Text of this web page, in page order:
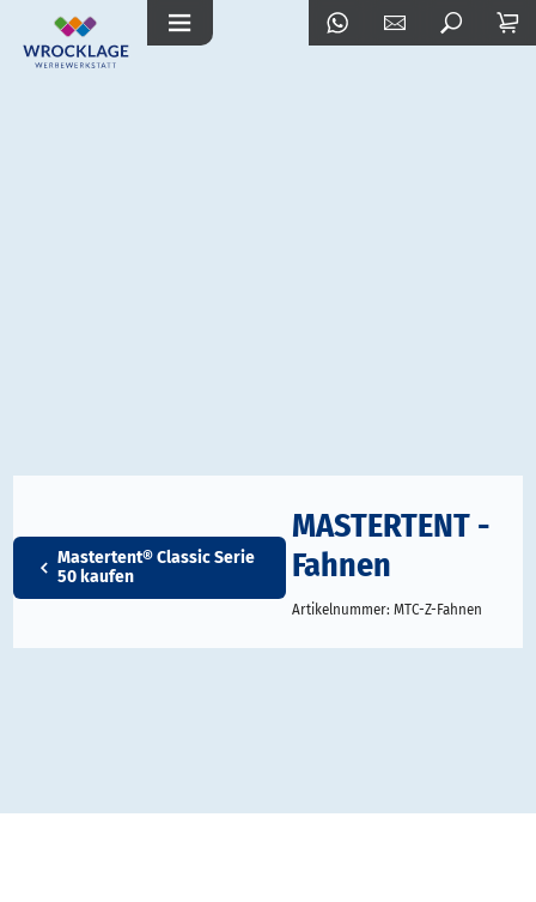
Mastertent® Classic Serie
50 kaufen
MASTERTENT -
Fahnen
Artikelnummer:MTC-Z-Fahnen